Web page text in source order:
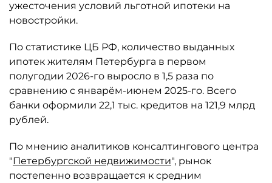
ужесточения условий льготной ипотеки на
новостройки.
По статистике ЦБ РФ, количество выданных
ипотек жителям Петербурга в первом
полугодии 2026-го выросло в 1,5 раза по
сравнению с январём-июнем 2025-го. Всего
банки оформили 22,1 тыс. кредитов на 121,9 млрд
рублей.
По мнению аналитиков консалтингового центра
"Петербургской недвижимости", рынок
постепенно возвращается к средним